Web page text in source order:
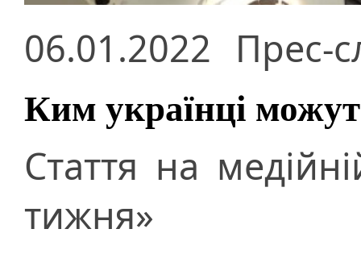
06.01.2022 Прес-
Ким українці
Стаття на
тижня»